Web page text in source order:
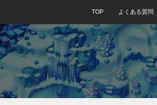
TOP よくある質問